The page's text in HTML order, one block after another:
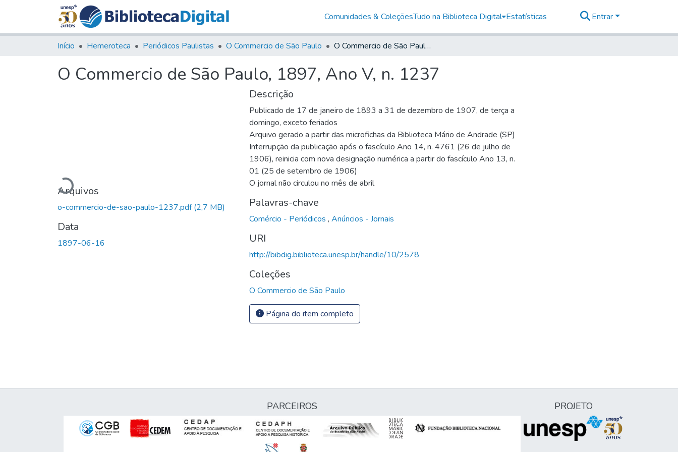
Comunidades & ColeçõesTudo na Biblioteca Digital Estatísticas Entrar
Início Hemeroteca Periódicos Paulistas O Commercio de São Paulo O Commercio de São Paulo, 1897, Ano V, n. 1237
O Commercio de São Paulo, 1897, Ano V, n. 1237
Carregando...
Arquivos
o-commercio-de-sao-paulo-1237.pdf(2,7 MB)
Data
1897-06-16
Descrição
Publicado de 17 de janeiro de 1893 a 31 de dezembro de 1907, de terça a
domingo, exceto feriados
Arquivo gerado a partir das microfichas da Biblioteca Mário de Andrade (SP)
Interrupção da publicação após o fascículo Ano 14, n. 4761 (26 de julho de
1906), reinicia com nova designação numérica a partir do fascículo Ano 13, n.
01 (25 de setembro de 1906)
O jornal não circulou no mês de abril
Palavras-chave
Comércio - Periódicos , Anúncios - Jornais
URI
http://bibdig.biblioteca.unesp.br/handle/10/2578
Coleções
O Commercio de São Paulo
Página do item completo
PARCEIROS PROJETO